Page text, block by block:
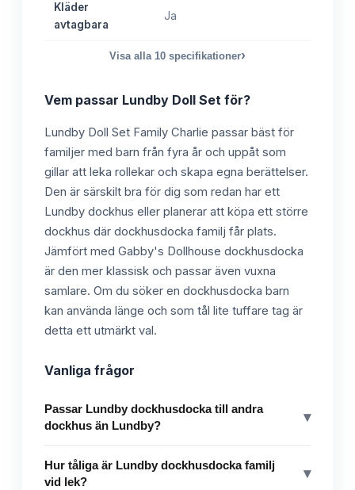
Kläder
avtagbara
Ja
Visa alla 10 specifikationer›
Vem passar Lundby Doll Set för?
Lundby Doll Set Family Charlie passar bäst för
familjer med barn från fyra år och uppåt som
gillar att leka rollekar och skapa egna berättelser.
Den är särskilt bra för dig som redan har ett
Lundby dockhus eller planerar att köpa ett större
dockhus där dockhusdocka familj får plats.
Jämfört med Gabby's Dollhouse dockhusdocka
är den mer klassisk och passar även vuxna
samlare. Om du söker en dockhusdocka barn
kan använda länge och som tål lite tuffare tag är
detta ett utmärkt val.
Vanliga frågor
Passar Lundby dockhusdocka till andra
dockhus än Lundby?
▾
Hur tåliga är Lundby dockhusdocka familj
vid lek?
▾